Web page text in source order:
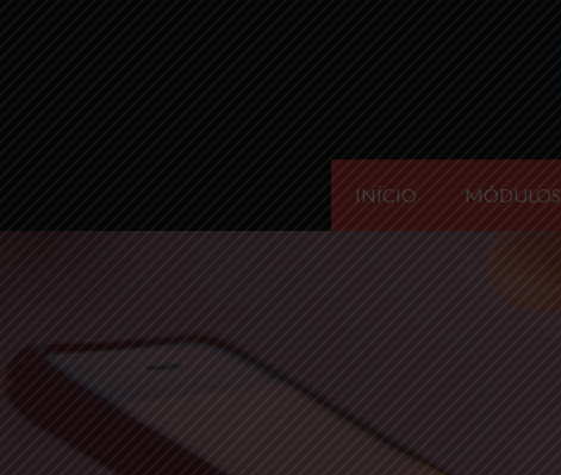
INÍCIO MÓDULOS